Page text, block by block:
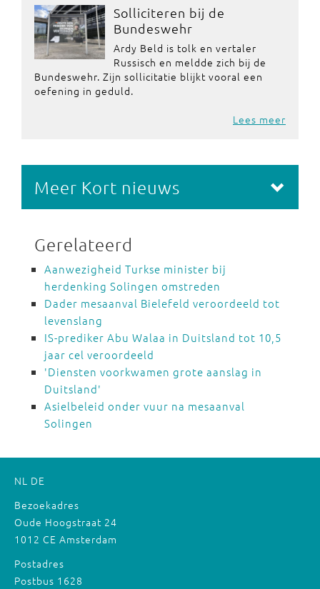
Solliciteren bij de
Bundeswehr
Ardy Beld is tolk en vertaler
Russisch en meldde zich bij de
Bundeswehr. Zijn sollicitatie blijkt vooral een
oefening in geduld.
Lees meer
Meer Kort nieuws
Gerelateerd
Aanwezigheid Turkse minister bij
herdenking Solingen omstreden
Dader mesaanval Bielefeld veroordeeld tot
levenslang
IS-prediker Abu Walaa in Duitsland tot 10,5
jaar cel veroordeeld
'Diensten voorkwamen grote aanslag in
Duitsland'
Asielbeleid onder vuur na mesaanval
Solingen
NL DE
Bezoekadres
Oude Hoogstraat 24
1012 CE Amsterdam
Postadres
Postbus 1628